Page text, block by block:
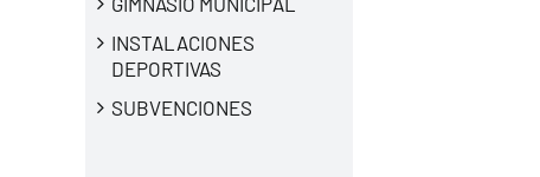
INSTALACIONES
DEPORTIVAS
SUBVENCIONES